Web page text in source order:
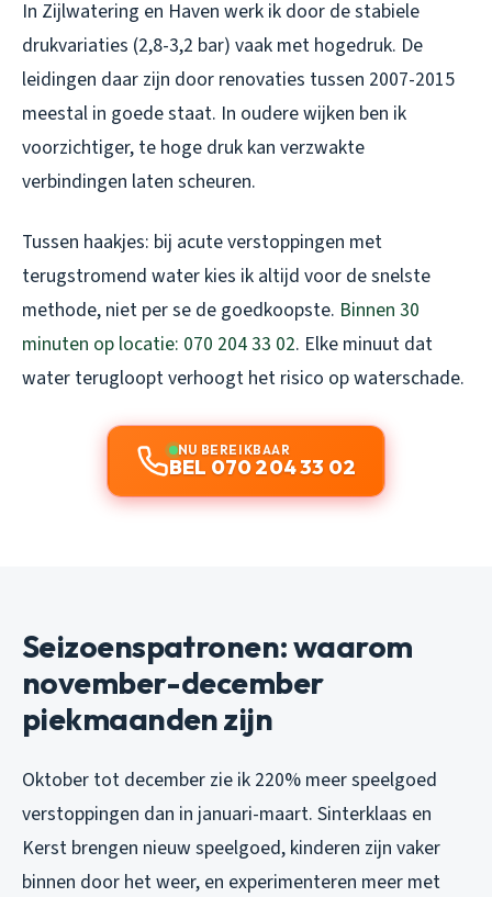
In Zijlwatering en Haven werk ik door de stabiele
drukvariaties (2,8-3,2 bar) vaak met hogedruk. De
leidingen daar zijn door renovaties tussen 2007-2015
meestal in goede staat. In oudere wijken ben ik
voorzichtiger, te hoge druk kan verzwakte
verbindingen laten scheuren.
Tussen haakjes: bij acute verstoppingen met
terugstromend water kies ik altijd voor de snelste
methode, niet per se de goedkoopste. Binnen 30
minuten op locatie: 070 204 33 02. Elke minuut dat
water terugloopt verhoogt het risico op waterschade.
NU BEREIKBAAR
BEL 070 204 33 02
Seizoenspatronen: waarom
november-december
piekmaanden zijn
Oktober tot december zie ik 220% meer speelgoed
verstoppingen dan in januari-maart. Sinterklaas en
Kerst brengen nieuw speelgoed, kinderen zijn vaker
binnen door het weer, en experimenteren meer met